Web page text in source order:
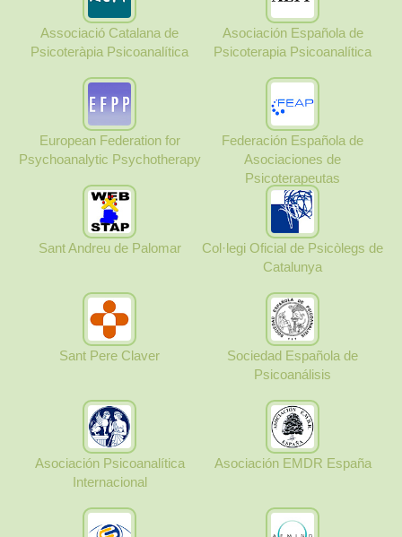
Associació Catalana de
Psicoteràpia Psicoanalítica
Asociación Española de
Psicoterapia Psicoanalítica
European Federation for
Psychoanalytic Psychotherapy
Federación Española de
Asociaciones de
Psicoterapeutas
Sant Andreu de Palomar
Col·legi Oficial de Psicòlegs de
Catalunya
Sant Pere Claver
Sociedad Española de
Psicoanálisis
Asociación Psicoanalítica
Internacional
Asociación EMDR España